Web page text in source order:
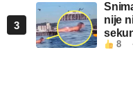
3
nije
8